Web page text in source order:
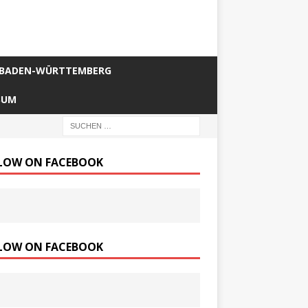
BADEN-WÜRTTEMBERG
ON FACEBOOK
ON FACEBOOK